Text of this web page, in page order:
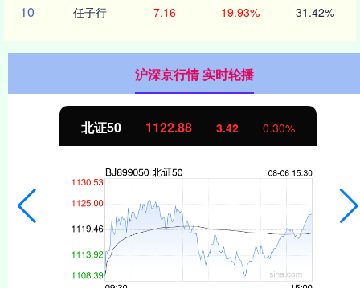
10 任子行 7.16 19.93% 31.42%
沪深京行情 实时轮播
北证50 1122.88 3.42 0.30%